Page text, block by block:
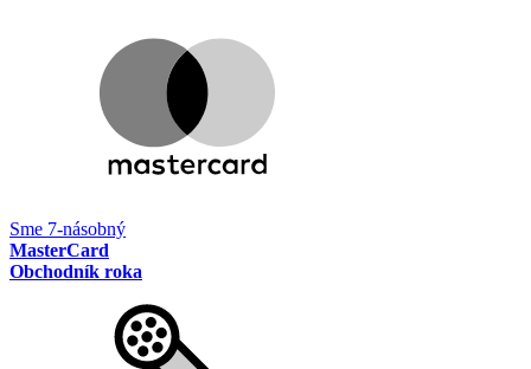
Sme 7-násobný
MasterCard
Obchodník roka